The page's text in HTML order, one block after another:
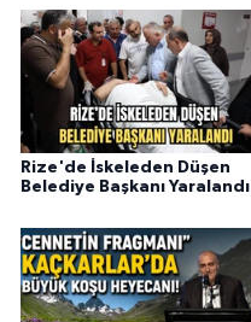
Rize'de İskeleden Düşen
Belediye Başkanı Yaralandı